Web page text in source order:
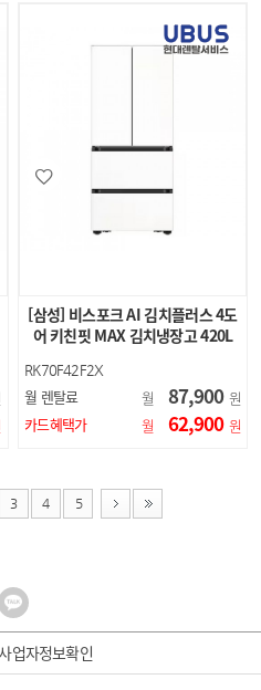
[삼성] 비스포크 AI 김치플러스 4도
어 키친핏 MAX 김치냉장고 420L
RK70F42F2X
월 렌탈료 월 87,900 원
카드혜택가
월 62,900 원
3 4 5
업자정보확인